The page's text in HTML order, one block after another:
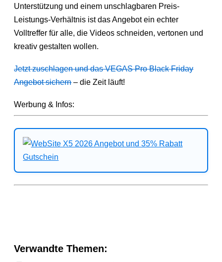
Unterstützung und einem unschlagbaren Preis-
Leistungs-Verhältnis ist das Angebot ein echter
Volltreffer für alle, die Videos schneiden, vertonen und
kreativ gestalten wollen.
Jetzt zuschlagen und das VEGAS Pro Black Friday
Angebot sichern– die Zeit läuft!
Werbung & Infos:
Verwandte Themen: